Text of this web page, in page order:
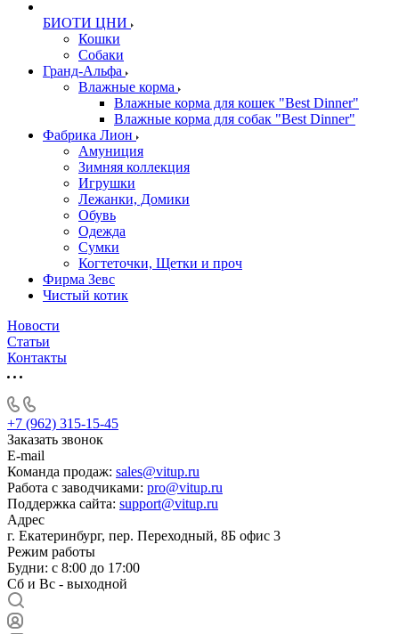
БИОТИ ЦНИ
Кошки
Собаки
Гранд-Альфа
Влажные корма
Влажные корма для кошек "Best Dinner"
Влажные корма для собак "Best Dinner"
Фабрика Лион
Амуниция
Зимняя коллекция
Игрушки
Лежанки, Домики
Обувь
Одежда
Сумки
Когтеточки, Щетки и проч
Фирма Зевс
Чистый котик
Новости
Статьи
Контакты
+7 (962) 315-15-45
Заказать звонок
E-mail
Команда продаж: sales@vitup.ru
Работа с заводчиками: pro@vitup.ru
Поддержка сайта: support@vitup.ru
Адрес
г. Екатеринбург, пер. Переходный, 8Б офис 3
Режим работы
Будни: с 8:00 до 17:00
Сб и Вс - выходной